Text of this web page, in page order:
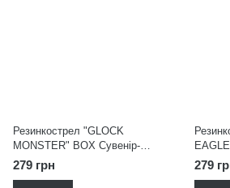
Резинкострел "GLOCK
MONSTER" BOX Сувенір-
Декор GL-MO
279 грн 279